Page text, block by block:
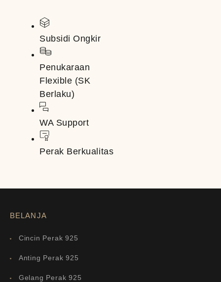
Subsidi Ongkir
Penukaraan
Flexible (SK
Berlaku)
WA Support
Perak Berkualitas
BELANJA
Cincin Perak 925
Anting Perak 925
Gelang Perak 925